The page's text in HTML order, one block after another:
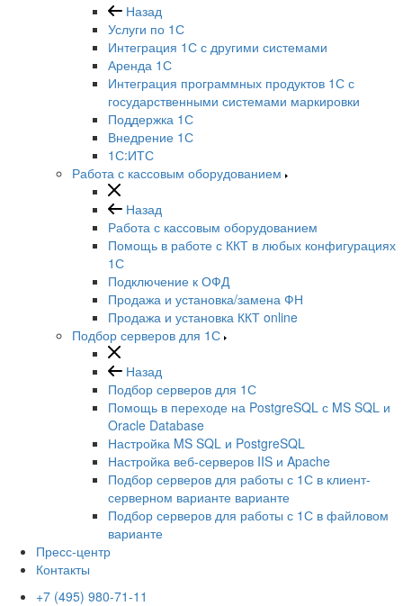
Назад
Услуги по 1С
Интеграция 1С с другими системами
Аренда 1С
Интеграция программных продуктов 1С с
государственными системами маркировки
Поддержка 1С
Внедрение 1С
1С:ИТС
Работа с кассовым оборудованием
Назад
Работа с кассовым оборудованием
Помощь в работе с ККТ в любых конфигурациях
1С
Подключение к ОФД
Продажа и установка/замена ФН
Продажа и установка ККТ online
Подбор серверов для 1С
Назад
Подбор серверов для 1С
Помощь в переходе на PostgreSQL с MS SQL и
Oracle Database
Настройка MS SQL и PostgreSQL
Настройка веб-серверов IIS и Apache
Подбор серверов для работы с 1С в клиент-
серверном варианте варианте
Подбор серверов для работы с 1С в файловом
варианте
Пресс-центр
Контакты
+7 (495) 980-71-11